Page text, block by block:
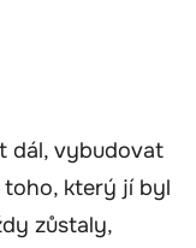
dál, vybudovat
toho, který jí byl
zůstaly,